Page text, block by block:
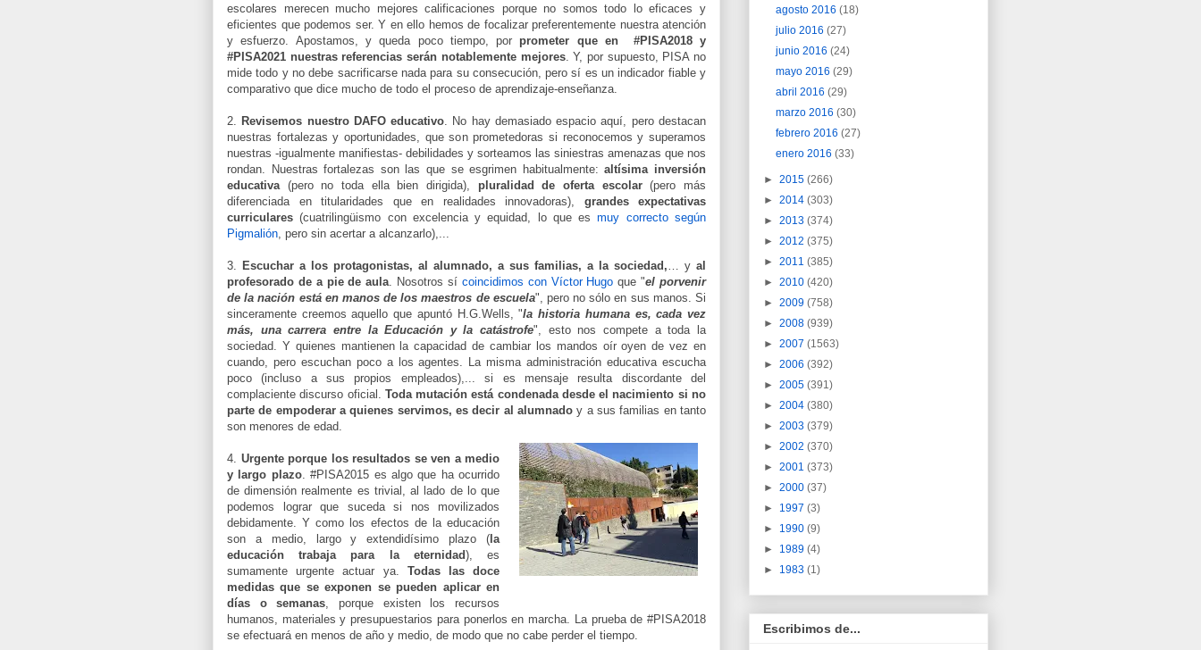
escolares merecen mucho mejores calificaciones porque no somos todo lo eficaces y
eficientes que podemos ser. Y en ello hemos de focalizar preferentemente nuestra atención
y esfuerzo. Apostamos, y queda poco tiempo, por prometer que en #PISA2018 y
#PISA2021 nuestras referencias serán notablemente mejores. Y, por supuesto, PISA no
mide todo y no debe sacrificarse nada para su consecución, pero sí es un indicador fiable y
comparativo que dice mucho de todo el proceso de aprendizaje-enseñanza.
2. Revisemos nuestro DAFO educativo . No hay demasiado espacio aquí, pero destacan
nuestras fortalezas y oportunidades, que son prometedoras si reconocemos y superamos
nuestras -igualmente manifiestas- debilidades y sorteamos las siniestras amenazas que nos
rondan. Nuestras fortalezas son las que se esgrimen habitualmente:altísima inversión
educativa (pero no toda ella bien dirigida), pluralidad de oferta escolar(pero más
diferenciada en titularidades que en realidades innovadoras), grandes expectativas
curriculares (cuatrilingüismo con excelencia y equidad, lo que esmuy correcto según
Pigmalión , pero sin acertar a alcanzarlo),...
3. Escuchar a los protagonistas, al alumnado, a sus familias, a la sociedad, … y al
profesorado de a pie de aula . Nosotros sí coincidimos con Víctor Hugo que "el porvenir
de la nación está en manos de los maestros de escuela", pero no sólo en sus manos. Si
sinceramente creemos aquello que apuntó H.G.Wells, "la historia humana es, cada vez
más, una carrera entre la Educación y la catástrofe", esto nos compete a toda la
sociedad. Y quienes mantienen la capacidad de cambiar los mandos oír oyen de vez en
cuando, pero escuchan poco a los agentes. La misma administración educativa escucha
poco (incluso a sus propios empleados),... si es mensaje resulta discordante del
complaciente discurso oficial. Toda mutación está condenada desde el nacimiento si no
parte de empoderar a quienes servimos, es decir al alumnado y a sus familias en tanto
son menores de edad.
4. Urgente porque los resultados se ven a medio
y largo plazo. #PISA2015 es algo que ha ocurrido
de dimensión realmente es trivial, al lado de lo que
podemos lograr que suceda si nos movilizados
debidamente. Y como los efectos de la educación
son a medio, largo y extendidísimo plazo ( la
educación trabaja para la eternidad), es
sumamente urgente actuar ya. Todas las doce
medidas que se exponen se pueden aplicar en
días o semanas , porque existen los recursos
humanos, materiales y presupuestarios para ponerlos en marcha. La prueba de #PISA2018
se efectuará en menos de año y medio, de modo que no cabe perder el tiempo.
agosto 2016(18)
julio 2016(27)
junio 2016(24)
mayo 2016(29)
abril 2016(29)
marzo 2016(30)
febrero 2016(27)
enero 2016(33)
► 2015 (266)
► 2014 (303)
► 2013 (374)
► 2012 (375)
► 2011 (385)
► 2010 (420)
► 2009 (758)
► 2008 (939)
► 2007 (1563)
► 2006 (392)
► 2005 (391)
► 2004 (380)
► 2003 (379)
► 2002 (370)
► 2001 (373)
► 2000 (37)
► 1997 (3)
► 1990 (9)
► 1989 (4)
► 1983 (1)
Escribimos de...